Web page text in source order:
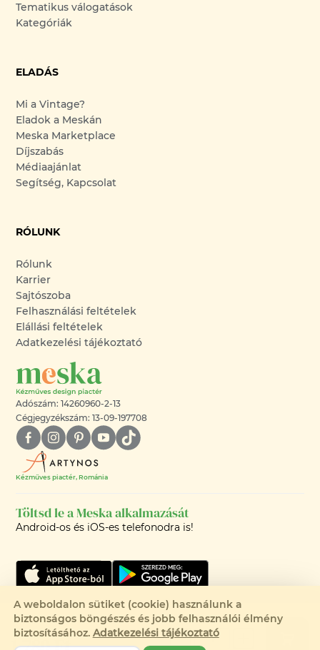
Tematikus válogatások
Kategóriák
ELADÁS
Mi a Vintage?
Eladok a Meskán
Meska Marketplace
Díjszabás
Médiaajánlat
Segítség, Kapcsolat
RÓLUNK
Rólunk
Karrier
Sajtószoba
Felhasználási feltételek
Elállási feltételek
Adatkezelési tájékoztató
Adószám: 14260960-2-13
Cégjegyzékszám: 13-09-197708
Kézműves piactér, Románia
Töltsd le a Meska alkalmazását
Android-os és iOS-es telefonodra is!
©2008-2026 - MESKA.HU -
MINDEN JOG FENNTARTVA!
A weboldalon sütiket (cookie) használunk a
biztonságos böngészés és jobb felhasználói élmény
biztosításához. Adatkezelési tájékoztató